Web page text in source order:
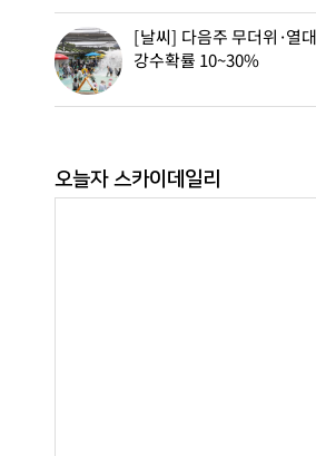
[날씨] 다음주 무더위·열
강수확률 10~30%
오늘자 스카이데일리